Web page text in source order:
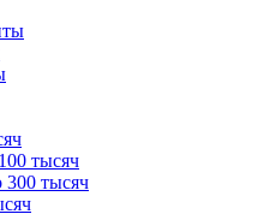
тысяч
300 тысяч